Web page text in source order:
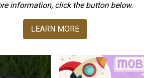
information, click the button below.
LEARN MORE